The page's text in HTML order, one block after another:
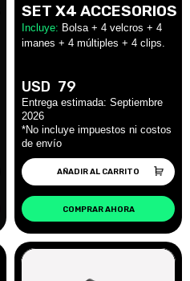
SET X4 ACCESORIOS
Incluye: Bolsa + 4 velcros + 4
imanes + 4 múltiples + 4 clips.
USD 79
AÑADIR AL CARRITO
COMPRAR AHORA